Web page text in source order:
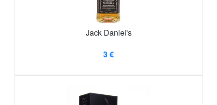
Jack Daniel's
3 €